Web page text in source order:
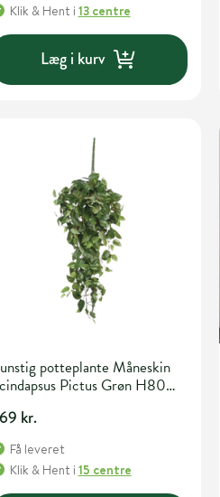
Klik & Hent i 13 centre
Læg i kurv
potteplante Måneskin
Pictus Grøn H80
kr.
Få leveret
Klik & Hent i 15 centre